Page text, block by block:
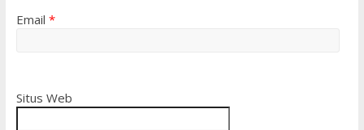
Email *
Situs Web